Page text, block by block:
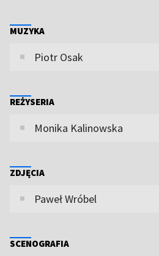
MUZYKA
Piotr Osak
REŻYSERIA
Monika Kalinowska
ZDJĘCIA
Paweł Wróbel
SCENOGRAFIA